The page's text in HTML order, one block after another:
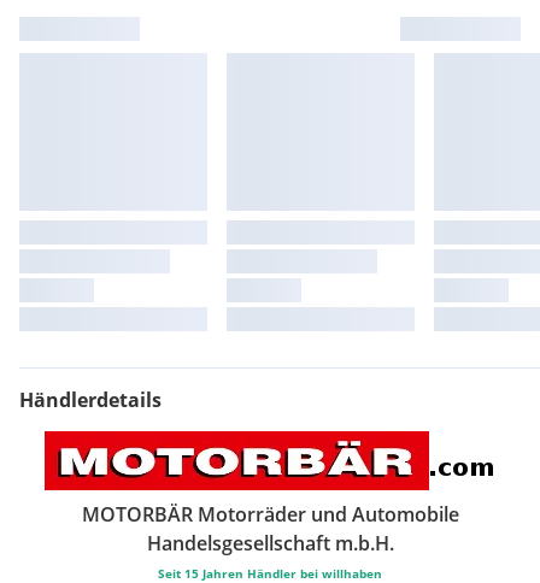
Händlerdetails
MOTORBÄR Motorräder und Automobile
Handelsgesellschaft m.b.H.
Seit 15 Jahren Händler bei willhaben